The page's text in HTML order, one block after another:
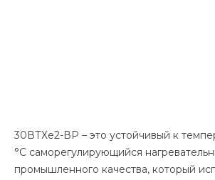
30ВТХe2-ВР – это устойчивый к
°С саморегулирующийся
промышленного качества, который